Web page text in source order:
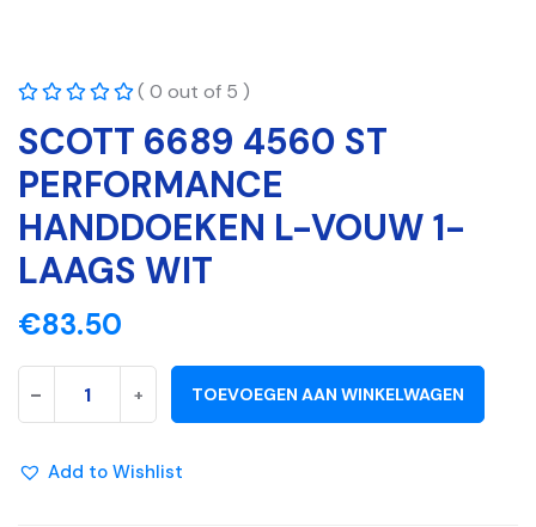
( 0 out of 5 )
SCOTT 6689 4560 ST
PERFORMANCE
HANDDOEKEN L-VOUW 1-
LAAGS WIT
€83.50
- + TOEVOEGEN AAN WINKELWAGEN
Add to Wishlist